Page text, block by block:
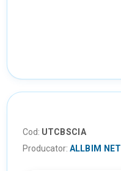
Cod: UTCBSCIA
Producator: ALLBIM NET